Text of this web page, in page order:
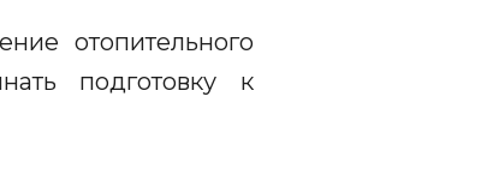
отопительного
подготовку к